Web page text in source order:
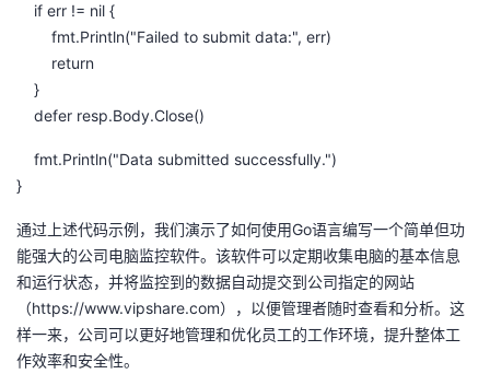
if err != nil {
fmt.Println("Failed to submit data:", err)
return
}
defer resp.Body.Close()
fmt.Println("Data submitted successfully.")
}
通过上述代码示例，我们演示了如何使用Go语言编写一个简单但功
能强大的公司电脑监控软件。该软件可以定期收集电脑的基本信息
和运行状态，并将监控到的数据自动提交到公司指定的网站
（https://www.vipshare.com），以便管理者随时查看和分析。这
样一来，公司可以更好地管理和优化员工的工作环境，提升整体工
作效率和安全性。